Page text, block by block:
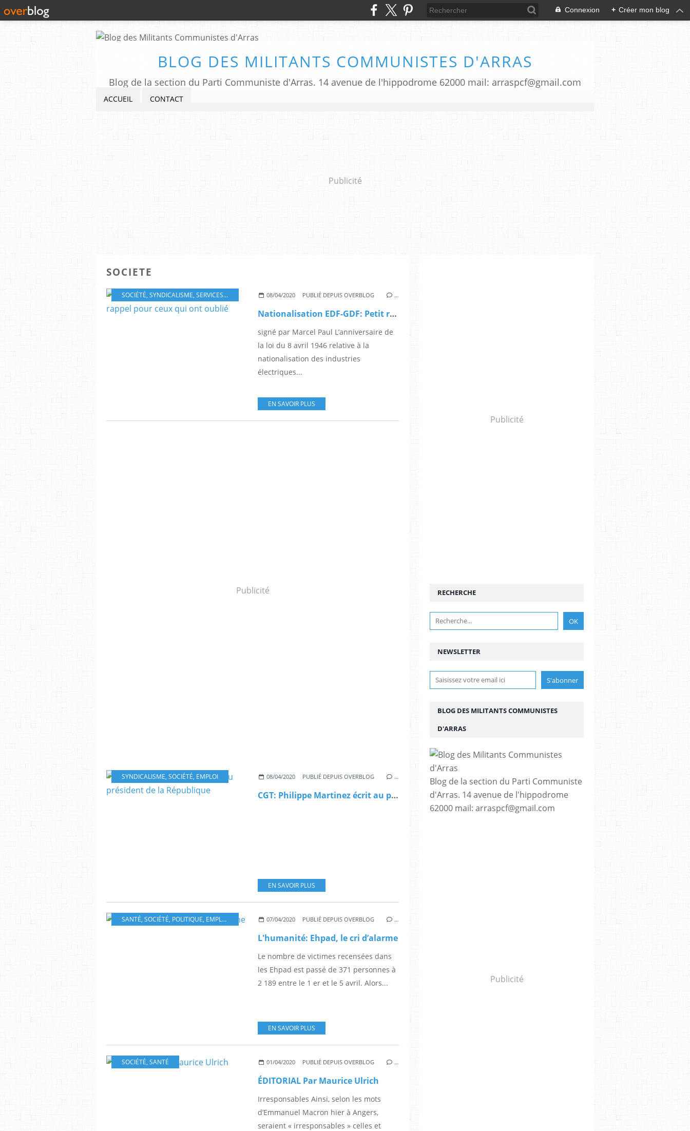
Connexion + Créer mon blog
BLOG DES MILITANTS COMMUNISTES D'ARRAS
Blog de la section du Parti Communiste d'Arras. 14 avenue de l'hippodrome 62000 mail: arraspcf@gmail.com
ACCUEIL CONTACT
Publicité
SOCIETE
SOCIÉTÉ, SYNDICALISME, SERVICES PUBLICS 08/04/2020 PUBLIÉ DEPUIS OVERBLOG …
Nationalisation EDF-GDF: Petit rappel pour ceux qui ont oublié
signé par Marcel Paul L’anniversaire de
la loi du 8 avril 1946 relative à la
nationalisation des industries
électriques...
EN SAVOIR PLUS
Publicité
SYNDICALISME, SOCIÉTÉ, EMPLOI 08/04/2020 PUBLIÉ DEPUIS OVERBLOG …
CGT: Philippe Martinez écrit au président de la République
EN SAVOIR PLUS
SANTÉ, SOCIÉTÉ, POLITIQUE, EMPLOI COUPS DE GUEULE ET TÉMOIGNAGES
07/04/2020 PUBLIÉ DEPUIS OVERBLOG …
L'humanité: Ehpad, le cri d’alarme
Le nombre de victimes recensées dans
les Ehpad est passé de 371 personnes à
2 189 entre le 1 er et le 5 avril. Alors...
EN SAVOIR PLUS
SOCIÉTÉ, SANTÉ 01/04/2020 PUBLIÉ DEPUIS OVERBLOG …
ÉDITORIAL Par Maurice Ulrich
Irresponsables Ainsi, selon les mots
d’Emmanuel Macron hier à Angers,
seraient « irresponsables » celles et
Publicité
NEWSLETTER
RECHERCHE
BLOG DES MILITANTS COMMUNISTES
D'ARRAS
Blog de la section du Parti Communiste
d'Arras. 14 avenue de l'hippodrome
62000 mail: arraspcf@gmail.com
Publicité